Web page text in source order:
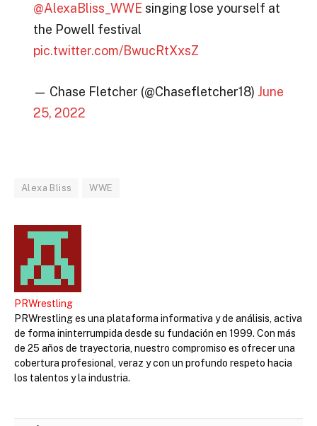
@AlexaBliss_WWE singing lose yourself at
the Powell festival
pic.twitter.com/BwucRtXxsZ
— Chase Fletcher (@Chasefletcher18) June
25, 2022
Alexa Bliss WWE
PRWrestling
PRWrestling es una plataforma informativa y de análisis, activa
de forma ininterrumpida desde su fundación en 1999. Con más
de 25 años de trayectoria, nuestro compromiso es ofrecer una
cobertura profesional, veraz y con un profundo respeto hacia
los talentos y la industria.